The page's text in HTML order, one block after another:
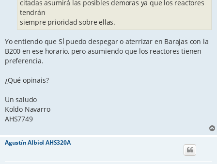
citadas asumirá las posibles demoras ya que los reactores
tendrán
siempre prioridad sobre ellas.
Yo entiendo que SÍ puedo despegar o aterrizar en Barajas con la
B200 en ese horario, pero asumiendo que los reactores tienen
preferencia.
¿Qué opinais?
Un saludo
Koldo Navarro
AHS7749
Agustín Albiol AHS320A